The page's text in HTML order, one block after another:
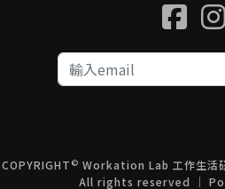
COPYRIGHT © Workation Lab 工作生活
All rights reserved ｜